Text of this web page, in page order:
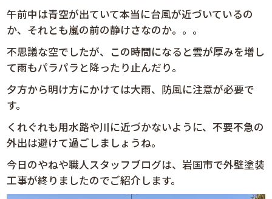
午前中は青空が出ていて本当に台風が近づいているの
か、それとも嵐の前の静けさなのか。。。
不思議な空でしたが、この時間になると雲が厚みを増し
て雨もパラパラと降ったり止んだり。
夕方から明け方にかけては大雨、防風に注意が必要で
す。
くれぐれも用水路や川に近づかないように、不要不急の
外出は避けて過ごしましょうね。
今日のやねや職人スタッフブログは、岩国市で外壁塗装
工事が終りましたのでご紹介します。